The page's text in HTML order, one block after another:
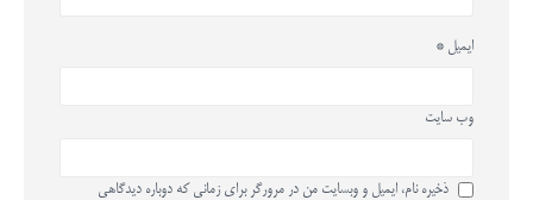
ایمیل *
وب‌ سایت
ذخیره نام، ایمیل و وبسایت من در مرورگر برای زمانی که دوباره دیدگاهی